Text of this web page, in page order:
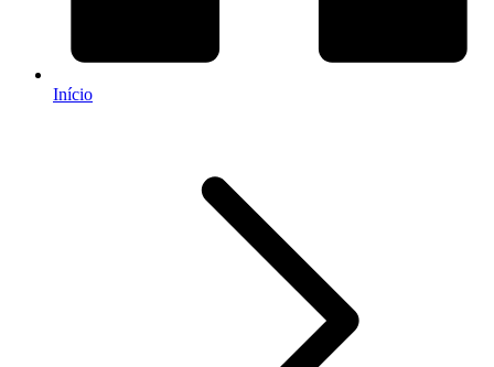
Início